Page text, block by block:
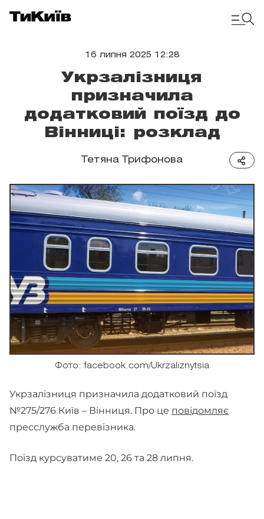
16 липня 2025 12:28
Укрзалізниця
призначила
додатковий поїзд до
Вінниці: розклад
Тетяна Трифонова
Фото: facebook.com/Ukrzaliznytsia
Укрзалізниця призначила додатковий поїзд
№275/276 Київ – Вінниця. Про це повідомляє
пресслужба перевізника.
Поїзд курсуватиме 20, 26 та 28 липня.